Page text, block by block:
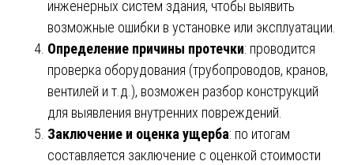
инженерных систем здания, чтобы выявить
возможные ошибки в установке или эксплуатации.
Определение причины протечки: проводится
проверка оборудования (трубопроводов, кранов,
вентилей и т.д.), возможен разбор конструкций
для выявления внутренних повреждений.
Заключение и оценка ущерба: по итогам
составляется заключение с оценкой стоимости